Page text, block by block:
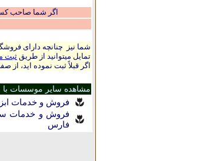
اگر شما صاحب
شما نیز چنانچه دارای
تمایل میتوانید از طریقثبت
اگر قبلاً ثبت نموده اید، از
مشاهده سایر موسسات با
فروش و خدمات
فروش و خدمات
فارس